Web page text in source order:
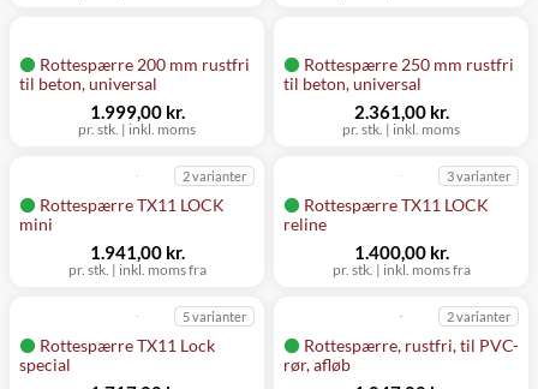
Rottespærre 200 mm rustfri
til beton, universal
pr. stk. | inkl. moms
1.999,00 kr.
Rottespærre 250 mm rustfri
til beton, universal
pr. stk. | inkl. moms
2.361,00 kr.
Rottespærre TX11 LOCK
mini
2 varianter
pr. stk. | inkl. moms fra
1.941,00 kr.
Rottespærre TX11 LOCK
reline
3 varianter
pr. stk. | inkl. moms fra
1.400,00 kr.
Rottespærre TX11 Lock
special
5 varianter
Rottespærre, rustfri, til PVC-
rør, afløb
2 varianter